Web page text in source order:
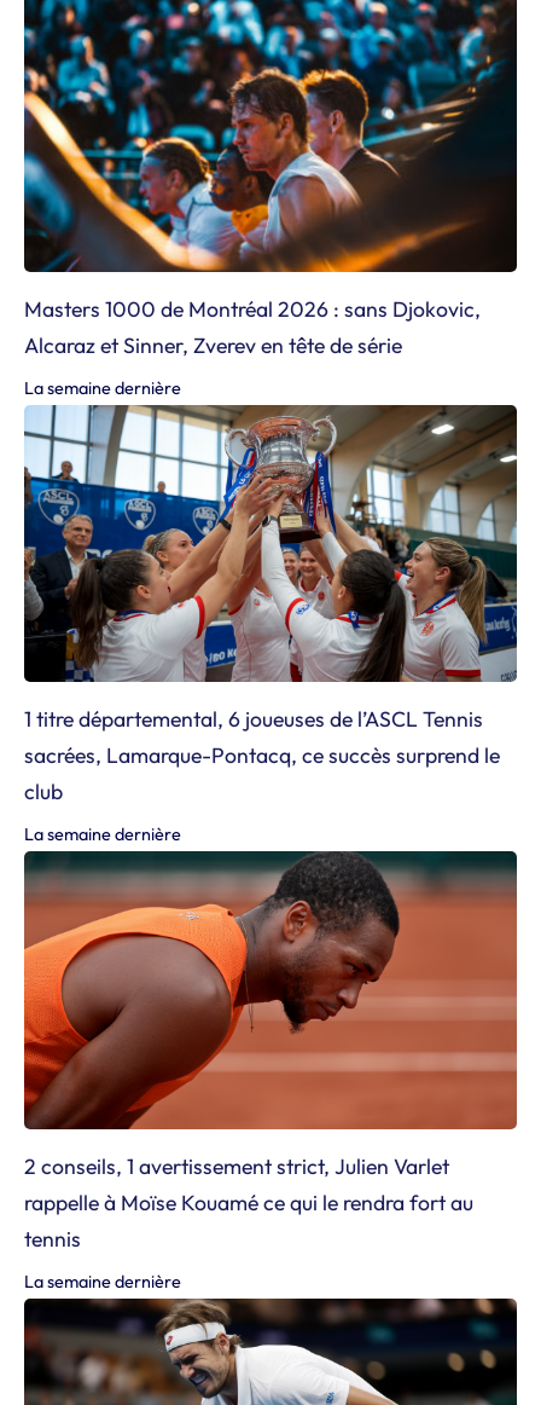
Masters 1000 de Montréal 2026 : sans Djokovic,
Alcaraz et Sinner, Zverev en tête de série
La semaine dernière
1 titre départemental, 6 joueuses de l’ASCL Tennis
sacrées, Lamarque-Pontacq, ce succès surprend le
club
La semaine dernière
2 conseils, 1 avertissement strict, Julien Varlet
rappelle à Moïse Kouamé ce qui le rendra fort au
tennis
La semaine dernière